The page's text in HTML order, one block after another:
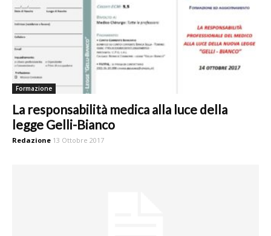
Formazione
La responsabilità medica alla luce della
legge Gelli-Bianco
Redazione 13 Ottobre 2017